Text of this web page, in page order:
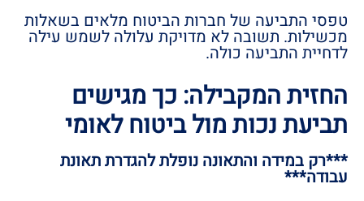
טפסי התביעה של חברות הביטוח מלאים בשאלות
מכשילות. תשובה לא מדויקת עלולה לשמש עילה
לדחיית התביעה כולה.
החזית המקבילה: כך מגישים
תביעת נכות מול ביטוח לאומי
***רק במידה והתאונה נופלת להגדרת תאונת
עבודה***